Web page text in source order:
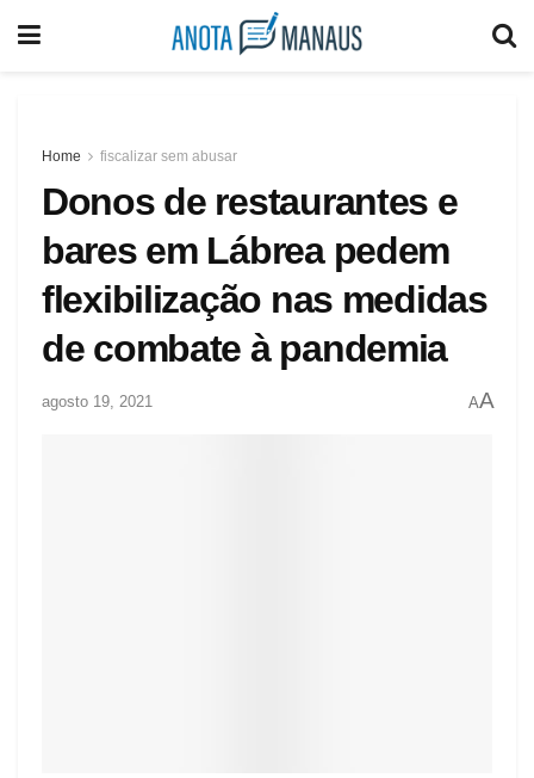
Home fiscalizar sem abusar
Donos de restaurantes e
bares em Lábrea pedem
flexibilização nas medidas
de combate à pandemia
agosto 19, 2021 AA